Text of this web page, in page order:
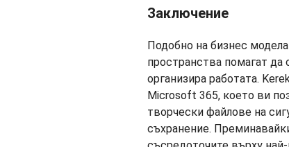
Заключение
Подобно на бизнес
пространства помагат да
организира работата.
Microsoft 365, което ви
творчески файлове на
съхранение.